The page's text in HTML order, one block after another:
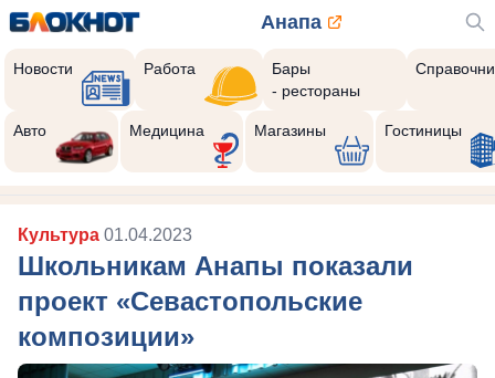
Анапа
Новости Работа
Бары
- рестораны
Авто Медицина Магазины Гостиницы
Культура 01.04.2023
Школьникам Анапы показали
проект «Севастопольские
композиции»